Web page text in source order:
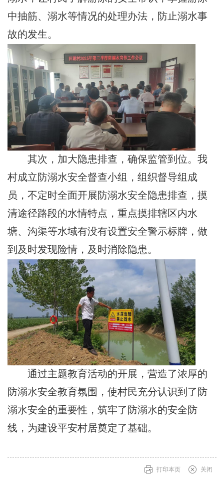
中抽筋、溺水等情况的处理办法，防止溺水事
故的发生。
其次，加大隐患排查，确保监管到位。我
村成立防溺水安全督查小组，组织督导组成
员，不定时全面开展防溺水安全隐患排查，摸
清途径路段的水情特点，重点摸排辖区内水
塘、沟渠等水域有没有设置安全警示标牌，做
到及时发现险情，及时消除隐患。
通过主题教育活动的开展，营造了浓厚的
防溺水安全教育氛围，使村民充分认识到了防
溺水安全的重要性，筑牢了防溺水的安全防
线，为建设平安村居奠定了基础。
打印本页 关闭